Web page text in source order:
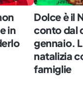
in
Dolce è il
conto dal
gennaio.
natalizia
famiglie